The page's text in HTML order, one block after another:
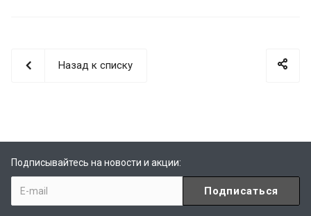
Назад к списку
Подписывайтесь на новости и акции: